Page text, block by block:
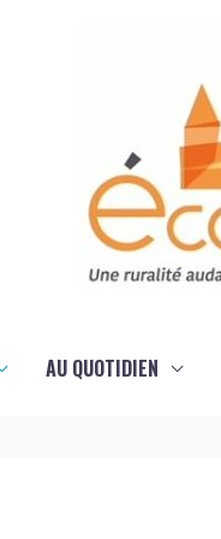
AU QUOTIDIEN